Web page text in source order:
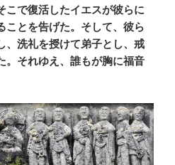
こで復活したイエスが彼らに
ことを告げた。そして、彼ら
、洗礼を授けて弟子とし、戒
。それゆえ、誰もが胸に福音